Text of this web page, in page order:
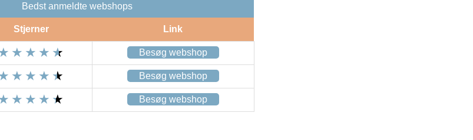
Bedst anmeldte webshops
Stjerner Link
Besøg webshop
Besøg webshop
Besøg webshop